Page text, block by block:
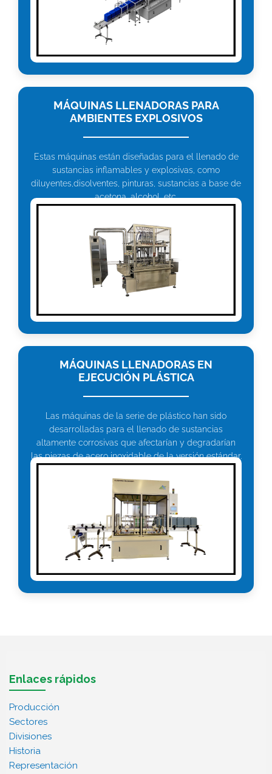
MÁQUINAS LLENADORAS PARA
AMBIENTES EXPLOSIVOS
Estas máquinas están diseñadas para el llenado de
sustancias inflamables y explosivas, como
diluyentes,disolventes, pinturas, sustancias a base de
acetona, alcohol, etc.
MÁQUINAS LLENADORAS EN
EJECUCIÓN PLÁSTICA
Las máquinas de la serie de plástico han sido
desarrolladas para el llenado de sustancias
altamente corrosivas que afectarían y degradarían
las piezas de acero inoxidable de la versión estándar.
Enlaces rápidos
Producción
Sectores
Divisiones
Historia
Representación